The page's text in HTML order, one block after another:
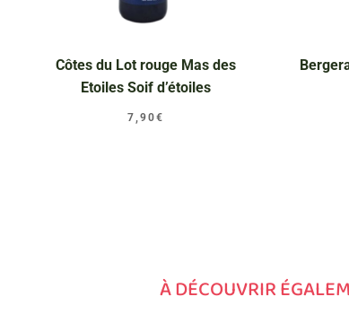
Côtes du Lot rouge Mas des
Etoiles Soif d’étoiles
7,90€
À DÉCOUVRIR